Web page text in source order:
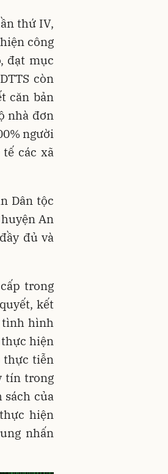
thứ IV,
công
đạt mục
còn
căn bản
nhà đơn
người
các xã
Dân tộc
An
đủ và
trong
kết
tình hình
hiện
thực tiễn
tín trong
của
hiện
nhấn